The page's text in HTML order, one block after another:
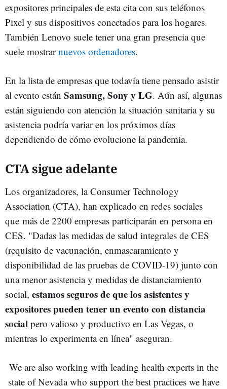
expositores principales de esta cita con sus teléfonos
Pixel y sus dispositivos conectados para los hogares.
También Lenovo suele tener una gran presencia que
suele mostrarnuevos ordenadores.
En la lista de empresas que todavía tiene pensado asistir
al evento están Samsung, Sony y LG. Aún así, algunas
están siguiendo con atención la situación sanitaria y su
asistencia podría variar en los próximos días
dependiendo de cómo evolucione la pandemia.
CTA sigue adelante
Los organizadores, la Consumer Technology
Association (CTA), han explicado en redes sociales
que más de 2200 empresas participarán en persona en
CES. "Dadas las medidas de salud integrales de CES
(requisito de vacunación, enmascaramiento y
disponibilidad de las pruebas de COVID-19) junto con
una menor asistencia y medidas de distanciamiento
social, estamos seguros de que los asistentes y
expositores pueden tener un evento con distancia
social pero valioso y productivo en Las Vegas, o
mientras lo experimenta en línea" aseguran.
We are also working with leading health experts in the
state of Nevada who support the best practices we have